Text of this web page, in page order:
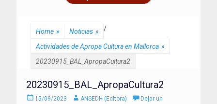
Home » Noticias » /
Actividades de Apropa Cultura en Mallorca »
20230915_BAL_ApropaCultura2
20230915_BAL_ApropaCultura2
Enviado
15/09/2023 AutorANSEDH (Editora)
Dejar un